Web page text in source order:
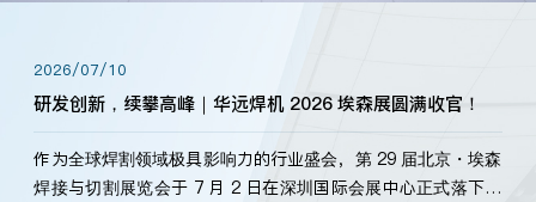
2026/07/10
研发创新，续攀高峰｜华远焊机 2026 埃森展圆满收官！
作为全球焊割领域极具影响力的行业盛会，第 29 届北京・埃森
焊接与切割展览会于 7 月 2 日在深圳国际会展中心正式落下帷